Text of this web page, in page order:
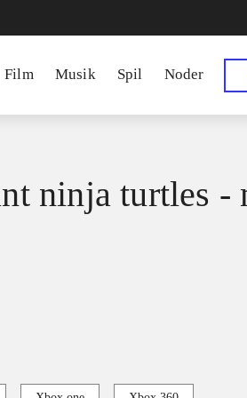
Film Musik Spil Noder
ninja turtles -